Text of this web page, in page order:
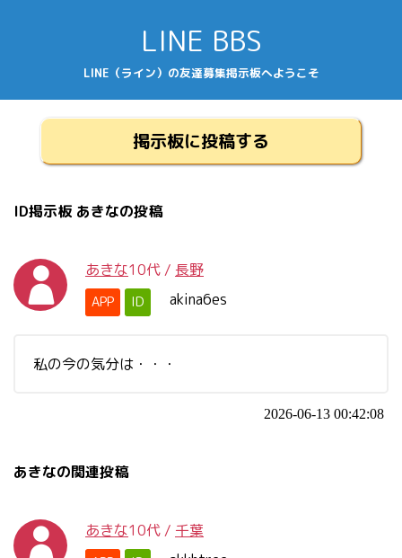
LINE BBS
LINE（ライン）の友達募集掲示板へようこそ
掲示板に投稿する
ID掲示板 あきなの投稿
あきな10代 / 長野
APP ID akina6es
私の今の気分は・・・
2026-06-13 00:42:08
あきなの関連投稿
あきな10代 / 千葉